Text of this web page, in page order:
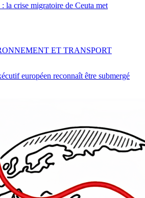
: la crise migratoire de Ceuta met
européen reconnaît être submergé
ET TRANSPORT